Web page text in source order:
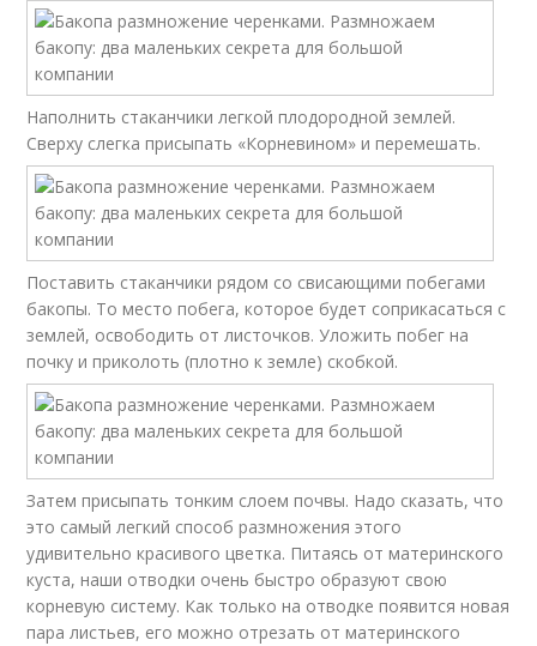
Наполнить стаканчики легкой плодородной землей.
Сверху слегка присыпать «Корневином» и перемешать.
Поставить стаканчики рядом со свисающими побегами
бакопы. То место побега, которое будет соприкасаться с
землей, освободить от листочков. Уложить побег на
почку и приколоть (плотно к земле) скобкой.
Затем присыпать тонким слоем почвы. Надо сказать, что
это самый легкий способ размножения этого
удивительно красивого цветка. Питаясь от материнского
куста, наши отводки очень быстро образуют свою
корневую систему. Как только на отводке появится новая
пара листьев, его можно отрезать от материнского